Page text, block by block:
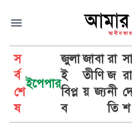
স
র্ব
শে
ষ
ইপেপার
জুলা
ই
বিপ্ল
ব
জা
তী
য়
বা
ণি
জ্য
রা
জ
নী
তি
রা
শ